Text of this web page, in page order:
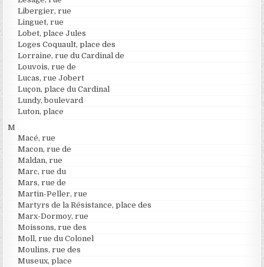
Libergier, rue
Linguet, rue
Lobet, place Jules
Loges Coquault, place des
Lorraine, rue du Cardinal de
Louvois, rue de
Lucas, rue Jobert
Luçon, place du Cardinal
Lundy, boulevard
Luton, place
M
Macé, rue
Macon, rue de
Maldan, rue
Marc, rue du
Mars, rue de
Martin-Peller, rue
Martyrs de la Résistance, place des
Marx-Dormoy, rue
Moissons, rue des
Moll, rue du Colonel
Moulins, rue des
Museux, place